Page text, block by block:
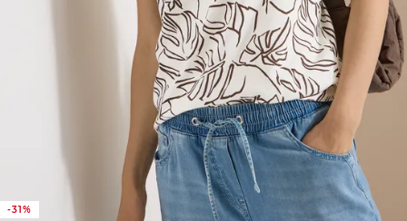
-31%